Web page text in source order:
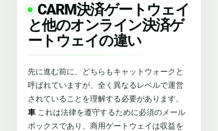
CARM決済ゲートウェイ
と他のオンライン決済ゲ
ートウェイの違い
先に進む前に、どちらもキャットウォークと
呼ばれていますが、全く異なるレベルで運営
されていることを理解する必要があります。
車 これは法律を遵守するために必須のメール
ボックスであり、商用ゲートウェイは収益を